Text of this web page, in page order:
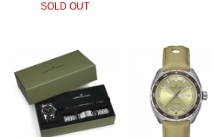
SOLD OUT